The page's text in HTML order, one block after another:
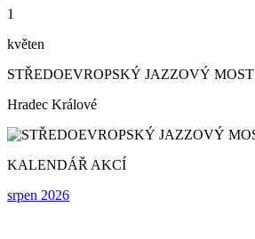
1
květen
STŘEDOEVROPSKÝ JAZZOVÝ MOST
Hradec Králové
KALENDÁŘ AKCÍ
srpen 2026